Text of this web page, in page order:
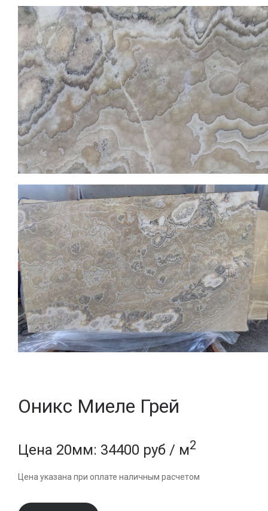
Оникс Миеле Грей
Цена 20мм: 34400 руб / м2
Цена указана при оплате наличным расчетом